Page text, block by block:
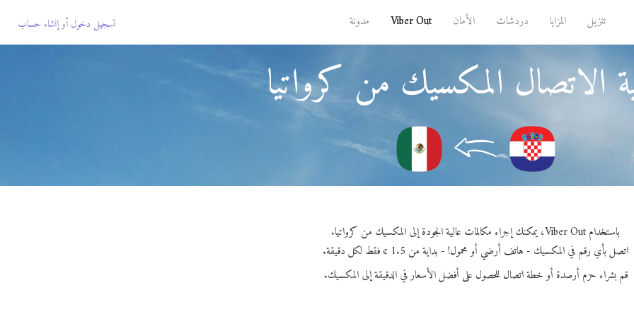
تنزيل المزايا دردشات الأمان Viber Out مدونة تسجيل دخول أوإنشاء حساب
الاتصال المكسيك من كرواتيا
باستخدام Viber Out، يمكنك إجراء مكالمات عالية الجودة إلى المكسيك من كرواتيا.
اتصل بأي رقم في المكسيك - هاتف أرضي أو محمول! - بداية من 1.5 ¢ فقط لكل دقيقة.
قم بشراء حزم أرصدة أو خطة اتصال للحصول على أفضل الأسعار في الدقيقة إلى المكسيك.